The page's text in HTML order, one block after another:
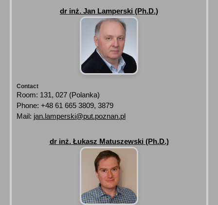
dr inż. Jan Lamperski (Ph.D.)
Contact
Room: 131, 027 (Polanka)
Phone: +48 61 665 3809, 3879
Mail: jan.lamperski@put.poznan.pl
dr inż. Łukasz Matuszewski (Ph.D.)